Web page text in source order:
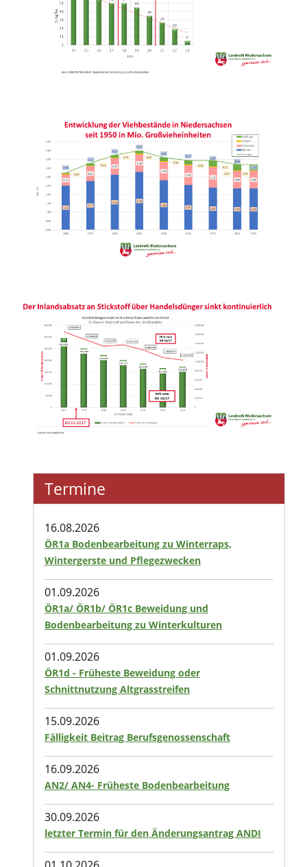
Termine
16.08.2026
ÖR1a Bodenbearbeitung zu Winterraps,
Wintergerste und Pflegezwecken
01.09.2026
ÖR1a/ ÖR1b/ ÖR1c Beweidung und
Bodenbearbeitung zu Winterkulturen
01.09.2026
ÖR1d - Früheste Beweidung oder
Schnittnutzung Altgrasstreifen
15.09.2026
Fälligkeit Beitrag Berufsgenossenschaft
16.09.2026
AN2/ AN4- Früheste Bodenbearbeitung
30.09.2026
letzter Termin für den Änderungsantrag ANDI